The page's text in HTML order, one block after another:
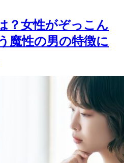
？女性がぞっこん
魔性の男の特徴に